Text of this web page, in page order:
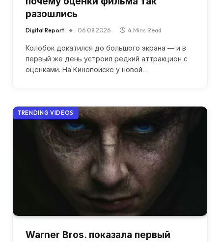
разошлись
Digital Report 06.08.2026 4 Mins Read
Колобок докатился до большого экрана — и в
первый же день устроил редкий аттракцион с
оценками. На Кинопоиске у новой…
TRENDING VIDEOS
Warner Bros. показала первый